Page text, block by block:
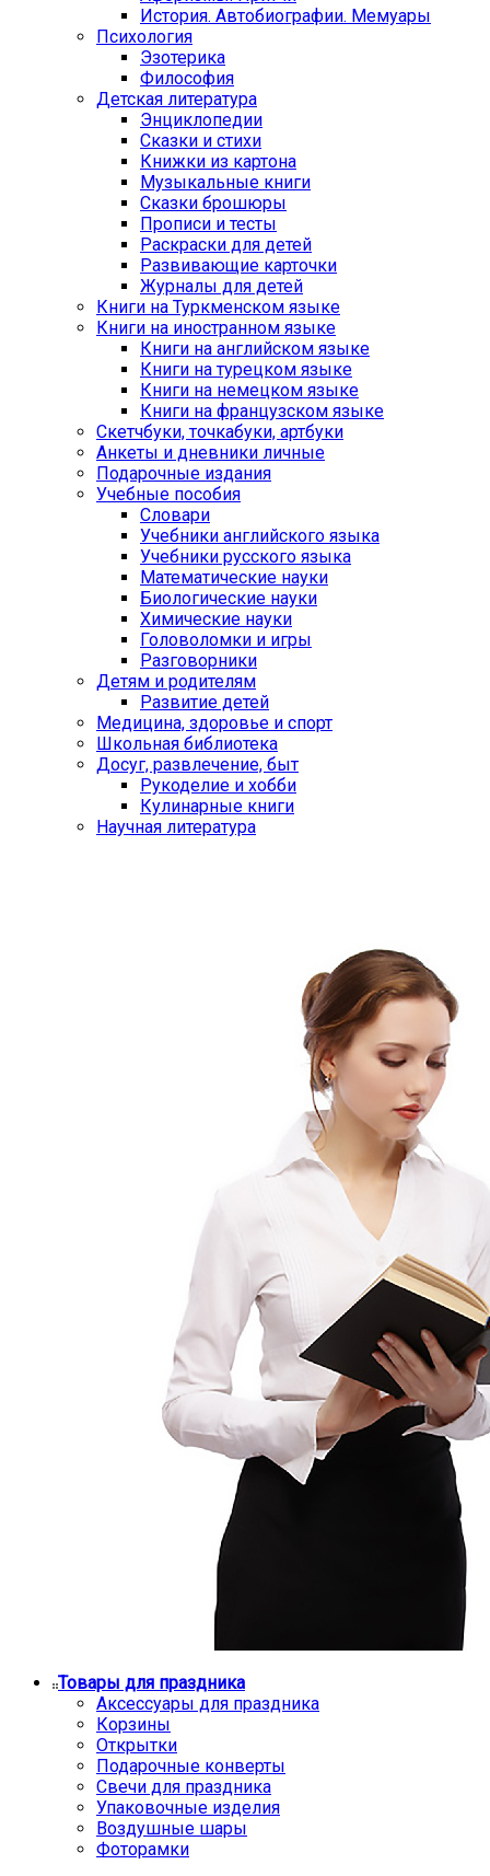
История. Автобиографии. Мемуары
Психология
Эзотерика
Философия
Детская литература
Энциклопедии
Сказки и стихи
Книжки из картона
Музыкальные книги
Сказки брошюры
Прописи и тесты
Раскраски для детей
Развивающие карточки
Журналы для детей
Книги на Туркменском языке
Книги на иностранном языке
Книги на английском языке
Книги на турецком языке
Книги на немецком языке
Книги на французском языке
Cкетчбуки, точкабуки, артбуки
Анкеты и дневники личные
Подарочные издания
Учебные пособия
Словари
Учебники английского языка
Учебники русского языка
Математические науки
Биологические науки
Химические науки
Головоломки и игры
Разговорники
Детям и родителям
Развитие детей
Медицина, здоровье и спорт
Школьная библиотека
Досуг, развлечение, быт
Рукоделие и хобби
Кулинарные книги
Научная литература
Товары для праздника
Аксессуары для праздника
Корзины
Открытки
Подарочные конверты
Свечи для праздника
Упаковочные изделия
Воздушные шары
Фоторамки